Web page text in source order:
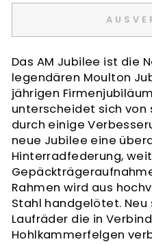
Das AM Jubilee ist die
legendären Moulton
jährigen
unterscheidet sich von
durch einige
neue Jubilee eine
Hinterradfederung,
Rahmen wird aus
Stahl handgelötet. Neu
Laufräder die in
Hohlkammerfelgen